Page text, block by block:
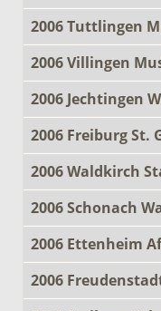
2006 Tuttlingen
2006 Villingen
2006 Jechtingen
2006 Freiburg St.
2006 Waldkirch
2006 Schonach
2006 Ettenheim
2006